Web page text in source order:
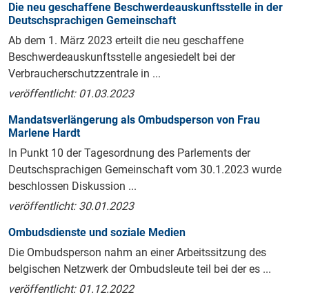
Die neu geschaffene Beschwerdeauskunftsstelle in der
Deutschsprachigen Gemeinschaft
Ab dem 1. März 2023 erteilt die neu geschaffene
Beschwerdeauskunftsstelle angesiedelt bei der
Verbraucherschutzzentrale in ...
veröffentlicht: 01.03.2023
Mandatsverlängerung als Ombudsperson von Frau
Marlene Hardt
In Punkt 10 der Tagesordnung des Parlements der
Deutschsprachigen Gemeinschaft vom 30.1.2023 wurde
beschlossen Diskussion ...
veröffentlicht: 30.01.2023
Ombudsdienste und soziale Medien
Die Ombudsperson nahm an einer Arbeitssitzung des
belgischen Netzwerk der Ombudsleute teil bei der es ...
veröffentlicht: 01.12.2022